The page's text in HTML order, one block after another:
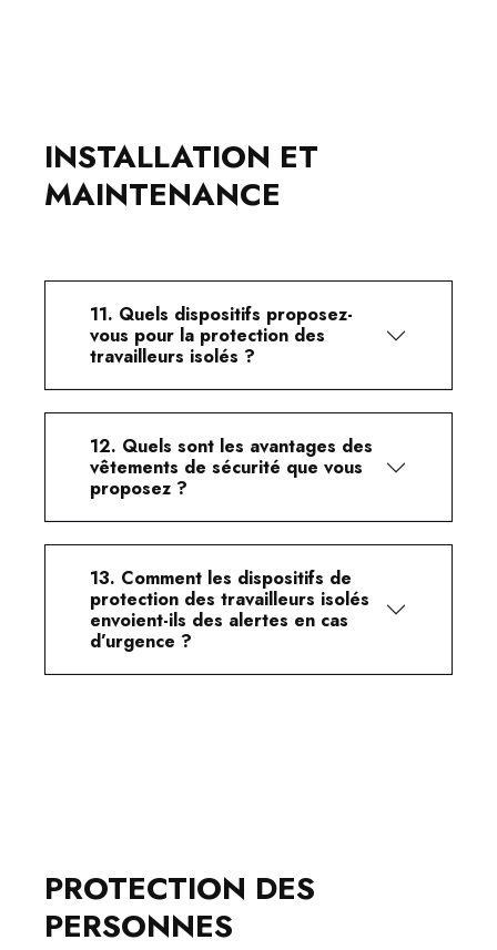
INSTALLATION ET
MAINTENANCE
11. Quels dispositifs proposez-
vous pour la protection des
travailleurs isolés ?
12. Quels sont les avantages des
vêtements de sécurité que vous
proposez ?
13. Comment les dispositifs de
protection des travailleurs isolés
envoient-ils des alertes en cas
d’urgence ?
PROTECTION DES
PERSONNES